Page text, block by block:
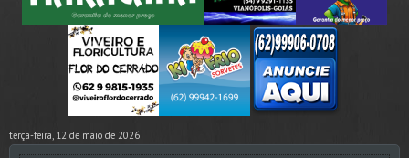
terça-feira, 12 de maio de 2026